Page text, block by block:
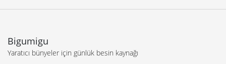
Bigumigu
Yaratıcı bünyeler için günlük besin kaynağı